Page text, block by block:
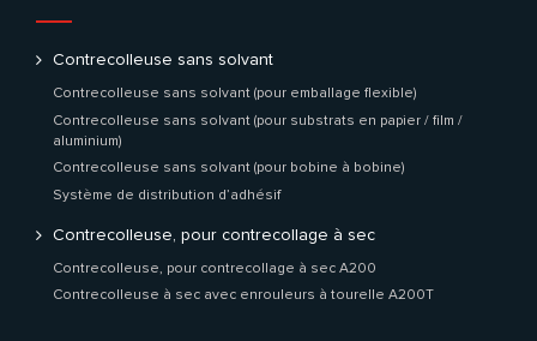
Contrecolleuse sans solvant
Contrecolleuse sans solvant (pour emballage flexible)
Contrecolleuse sans solvant (pour substrats en papier / film /
aluminium)
Contrecolleuse sans solvant (pour bobine à bobine)
Système de distribution d’adhésif
Contrecolleuse, pour contrecollage à sec
Contrecolleuse, pour contrecollage à sec A200
Contrecolleuse à sec avec enrouleurs à tourelle A200T